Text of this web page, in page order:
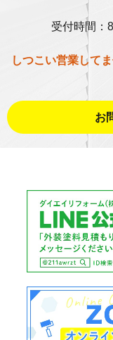
受付時間：
しつこい営業して
お